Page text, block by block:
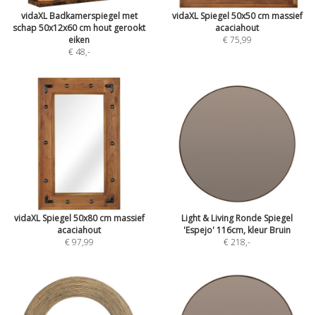
vidaXL Badkamerspiegel met
schap 50x12x60 cm hout gerookt
eiken
€ 48,-
vidaXL Spiegel 50x50 cm massief
acaciahout
€ 75,99
vidaXL Spiegel 50x80 cm massief
acaciahout
€ 97,99
Light & Living Ronde Spiegel
'Espejo' 116cm, kleur Bruin
€ 218,-